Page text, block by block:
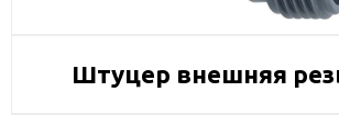
Штуцер внешняя